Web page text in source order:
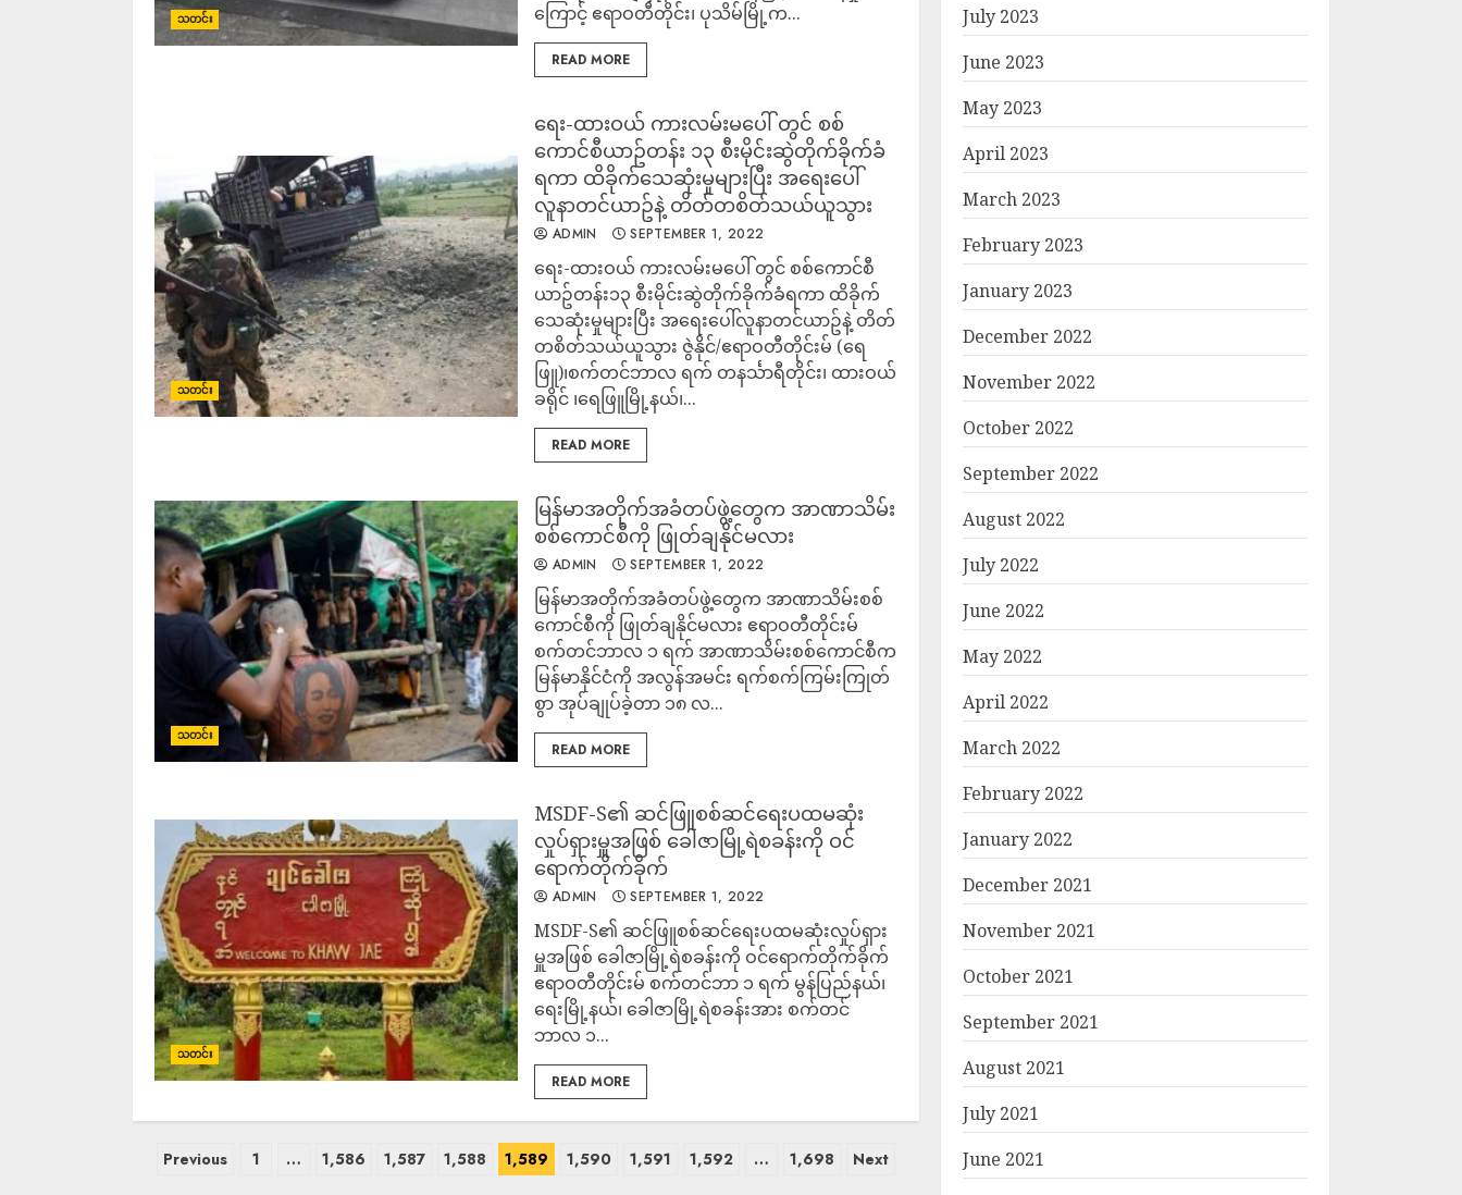
သတင်း
ကြောင့် ဧရာဝတီတိုင်း၊ ပုသိမ်မြို့က...
READ MORE
သတင်း
ရေး-ထားဝယ် ကားလမ်းမပေါ် တွင် စစ်
ကောင်စီယာဥ်တန်း ၁၃ စီးမိုင်းဆွဲတိုက်ခိုက်ခံ
ရကာ ထိခိုက်သေဆုံးမှုများပြီး အရေးပေါ်
လူနာတင်ယာဥ်နဲ့ တိတ်တစိတ်သယ်ယူသွား
ADMIN SEPTEMBER 1, 2022
ရေး-ထားဝယ် ကားလမ်းမပေါ် တွင် စစ်ကောင်စီ
ယာဥ်တန်း၁၃ စီးမိုင်းဆွဲတိုက်ခိုက်ခံရကာ ထိခိုက်
သေဆုံးမှုများပြီး အရေးပေါ်လူနာတင်ယာဥ်နဲ့ တိတ်
တစိတ်သယ်ယူသွား ဇွဲနိုင်/ဧရာဝတီတိုင်းမ် (ရေ
ဖြူ)၊စက်တင်ဘာလ ရက် တနင်္သာရီတိုင်း၊ ထားဝယ်
ခရိုင် ၊ရေဖြူမြို့နယ်၊...
READ MORE
သတင်း
မြန်မာအတိုက်အခံတပ်ဖွဲ့တွေက အာဏာသိမ်း
စစ်ကောင်စီကို ဖြုတ်ချနိုင်မလား
ADMIN SEPTEMBER 1, 2022
မြန်မာအတိုက်အခံတပ်ဖွဲ့တွေက အာဏာသိမ်းစစ်
ကောင်စီကို ဖြုတ်ချနိုင်မလား ဧရာဝတီတိုင်းမ်
စက်တင်ဘာလ ၁ ရက် အာဏာသိမ်းစစ်ကောင်စီက
မြန်မာနိုင်ငံကို အလွန်အမင်း ရက်စက်ကြမ်းကြုတ်
စွာ အုပ်ချုပ်ခဲ့တာ ၁၈ လ...
READ MORE
သတင်း
MSDF-S၏ ဆင်ဖြူစစ်ဆင်ရေးပထမဆုံး
လှုပ်ရှားမှူအဖြစ် ခေါဇာမြို့ရဲစခန်းကို ဝင်
ရောက်တိုက်ခိုက်
ADMIN SEPTEMBER 1, 2022
MSDF-S၏ ဆင်ဖြူစစ်ဆင်ရေးပထမဆုံးလှုပ်ရှား
မှူအဖြစ် ခေါဇာမြို့ရဲစခန်းကို ဝင်ရောက်တိုက်ခိုက်
ဧရာဝတီတိုင်းမ် စက်တင်ဘာ ၁ ရက် မွန်ပြည်နယ်၊
ရေးမြို့နယ်၊ ခေါဇာမြို့ရဲစခန်းအား စက်တင်
ဘာလ ၁...
READ MORE
Previous 1 … 1,586 1,587 1,588 1,589 1,590 1,591 1,592 … 1,698 Next
July 2023
June 2023
May 2023
April 2023
March 2023
February 2023
January 2023
December 2022
November 2022
October 2022
September 2022
August 2022
July 2022
June 2022
May 2022
April 2022
March 2022
February 2022
January 2022
December 2021
November 2021
October 2021
September 2021
August 2021
July 2021
June 2021